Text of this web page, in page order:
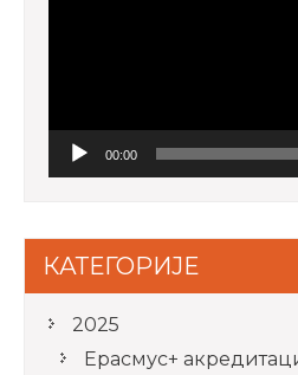
00:00
КАТЕГОРИЈЕ
2025
Ерасмус+